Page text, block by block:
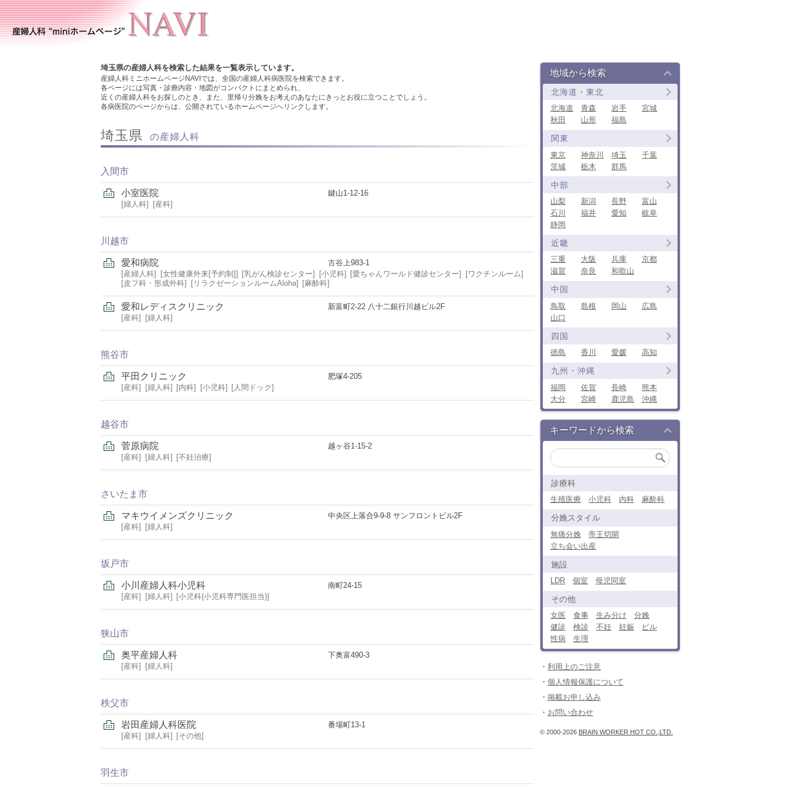
埼玉県の産婦人科を検索した結果を一覧表示しています。
産婦人科ミニホームページNAVIでは、全国の産婦人科病医院を検索できます。
各ページには写真・診療内容・地図がコンパクトにまとめられ、
近くの産婦人科をお探しのとき、また、里帰り分娩をお考えのあなたにきっとお役に立つことでしょう。
各病医院のページからは、公開されているホームページへリンクします。
埼玉県 の産婦人科
入間市
小室医院
鍵山1-12-16
婦人科
産科
川越市
愛和病院
古谷上983-1
産婦人科
女性健康外来[予約制] 乳がん検診センター 小児科 愛ちゃんワールド健診センター
ワクチンルーム
皮フ科・形成外科
リラクゼーションルームAloha 麻酔科
愛和レディスクリニック
新富町2-22 八十二銀行川越ビル2F
産科
婦人科
熊谷市
平田クリニック
肥塚4-205
産科
婦人科 内科 小児科 人間ドック
越谷市
菅原病院
越ヶ谷1-15-2
産科
婦人科 不妊治療
さいたま市
マキウイメンズクリニック
中央区上落合9-9-8 サンフロントビル2F
産科
婦人科
坂戸市
小川産婦人科小児科
南町24-15
産科
婦人科 小児科(小児科専門医担当)
狭山市
奥平産婦人科
下奥富490-3
産科
婦人科
秩父市
岩田産婦人科医院
番場町13-1
産科
婦人科 その他
羽生市
地域から検索
北海道・東北
北海道 青森 岩手
宮城
秋田
山形 福島
関東
東京 神奈川 埼玉
千葉
茨城
栃木 群馬
中部
山梨 新潟 長野
富山
石川
福井 愛知
岐阜
静岡
近畿
三重 大阪 兵庫
京都
滋賀
奈良 和歌山
中国
鳥取 島根 岡山
広島
山口
四国
徳島 香川 愛媛 高知
九州・沖縄
福岡 佐賀 長崎
熊本
大分
宮崎 鹿児島 沖縄
キーワードから検索
診療科
生殖医療 小児科 内科 麻酔科
分娩スタイル
無痛分娩
帝王切開
立ち会い出産
施設
LDR 個室 母児同室
その他
女医 食事 生み分け
分娩
健診
検診 不妊 妊娠
ピル
性病
生理
利用上のご注意
個人情報保護について
掲載お申し込み
お問い合わせ
© 2000-2026 BRAIN WORKER HOT CO.,LTD.